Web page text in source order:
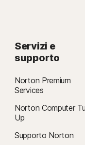
Servizi e
supporto
Norton Premium
Services
Norton Computer
Up
Supporto Norton